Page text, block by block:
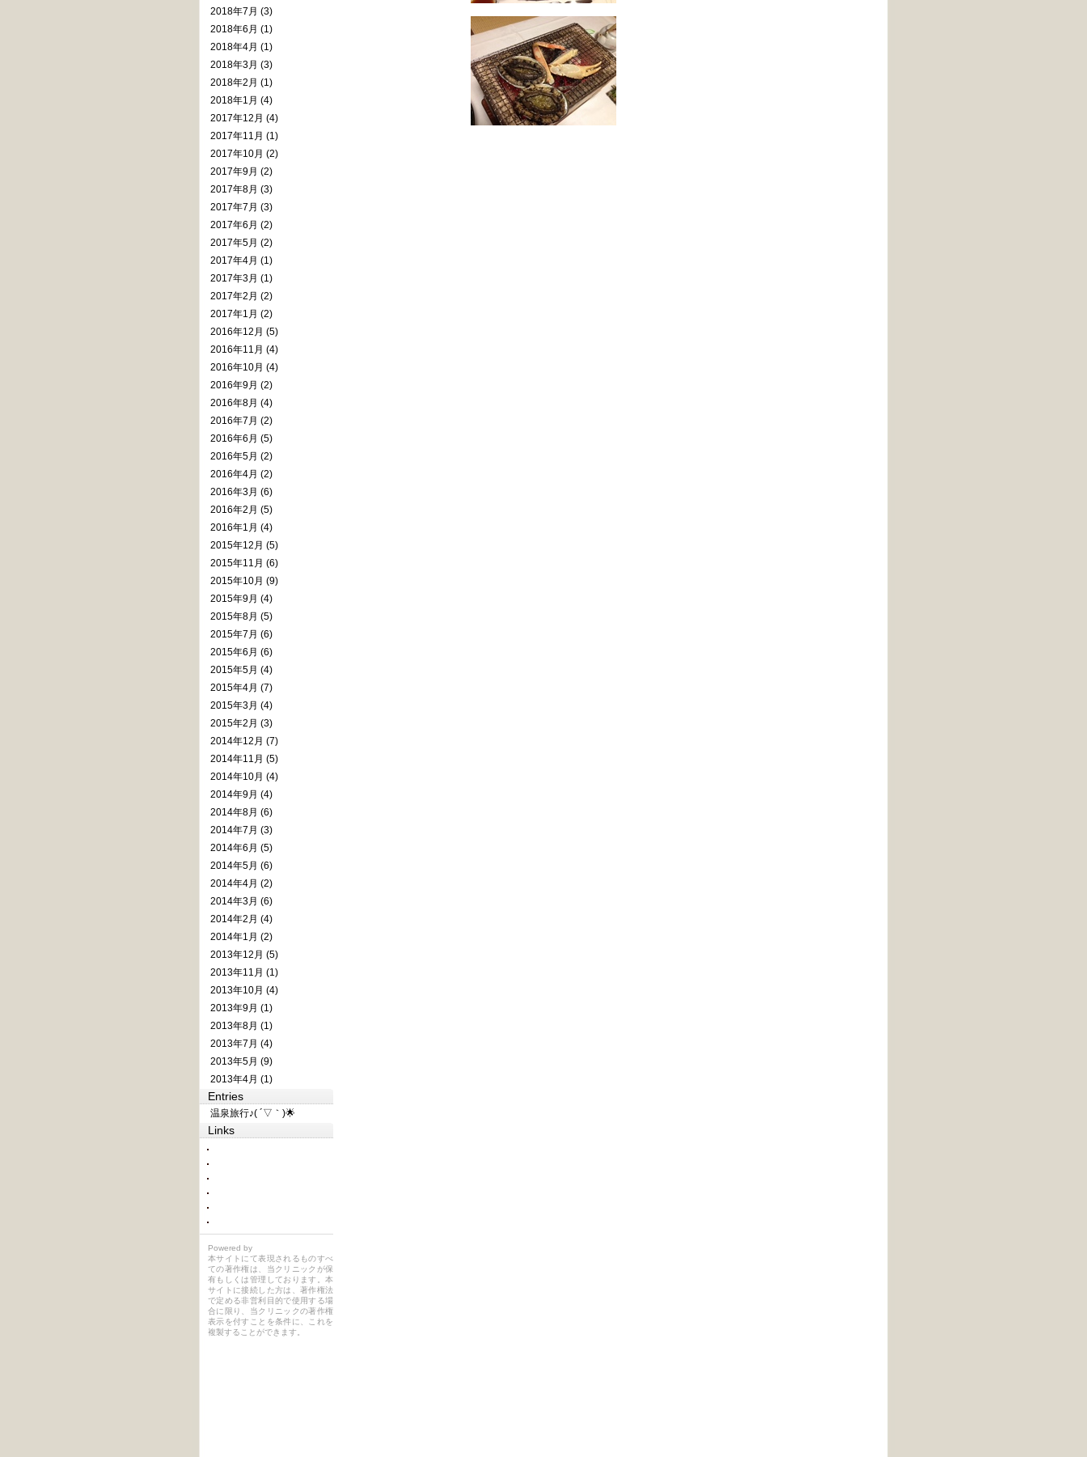
2018年7月 (3)
2018年6月 (1)
2018年4月 (1)
2018年3月 (3)
2018年2月 (1)
2018年1月 (4)
2017年12月 (4)
2017年11月 (1)
2017年10月 (2)
2017年9月 (2)
2017年8月 (3)
2017年7月 (3)
2017年6月 (2)
2017年5月 (2)
2017年4月 (1)
2017年3月 (1)
2017年2月 (2)
2017年1月 (2)
2016年12月 (5)
2016年11月 (4)
2016年10月 (4)
2016年9月 (2)
2016年8月 (4)
2016年7月 (2)
2016年6月 (5)
2016年5月 (2)
2016年4月 (2)
2016年3月 (6)
2016年2月 (5)
2016年1月 (4)
2015年12月 (5)
2015年11月 (6)
2015年10月 (9)
2015年9月 (4)
2015年8月 (5)
2015年7月 (6)
2015年6月 (6)
2015年5月 (4)
2015年4月 (7)
2015年3月 (4)
2015年2月 (3)
2014年12月 (7)
2014年11月 (5)
2014年10月 (4)
2014年9月 (4)
2014年8月 (6)
2014年7月 (3)
2014年6月 (5)
2014年5月 (6)
2014年4月 (2)
2014年3月 (6)
2014年2月 (4)
2014年1月 (2)
2013年12月 (5)
2013年11月 (1)
2013年10月 (4)
2013年9月 (1)
2013年8月 (1)
2013年7月 (4)
2013年5月 (9)
2013年4月 (1)
Entries
温泉旅行♪( ´▽｀)🌟
Links
Powered by
本サイトにて表現されるものすべ
ての著作権は、当クリニックが保
有もしくは管理しております。本
サイトに接続した方は、著作権法
で定める非営利目的で使用する場
合に限り、当クリニックの著作権
表示を付すことを条件に、これを
複製することができます。